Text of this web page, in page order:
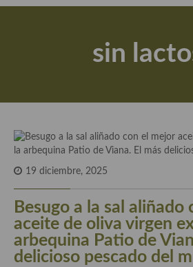
Actualidad y recomendaciones
Apuntes, estudios sobre temas
Flores en la cocina recetas
Técnicas de emplatado
El mundo del vino y las bebidas
Tiendas especiales
En la mesa: menaje, vajilla, técnicas de
sin
19 diciembre, 2025
Besugo a la sal aliñado
aceite de oliva virgen
arbequina Patio de
delicioso pescado del